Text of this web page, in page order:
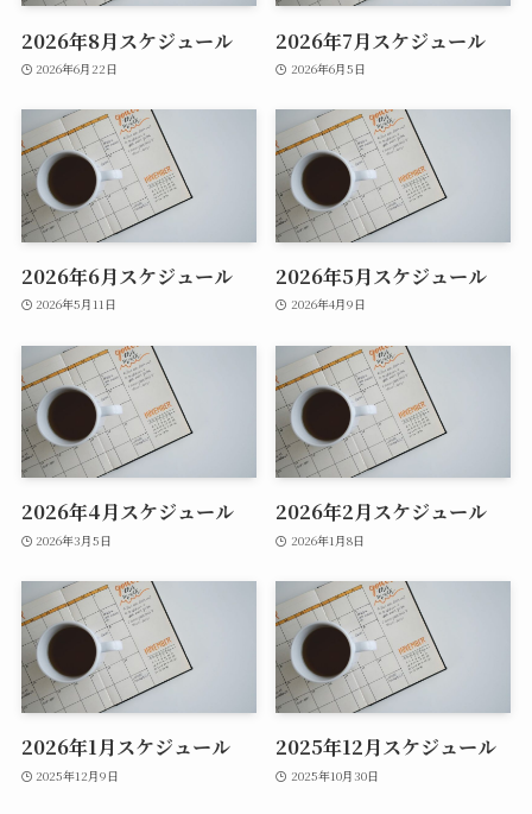
2026年8月スケジュール
2026年6月22日
2026年7月スケジュール
2026年6月5日
2026年6月スケジュール
2026年5月11日
2026年5月スケジュール
2026年4月9日
2026年4月スケジュール
2026年3月5日
2026年2月スケジュール
2026年1月8日
2026年1月スケジュール
2025年12月9日
2025年12月スケジュール
2025年10月30日